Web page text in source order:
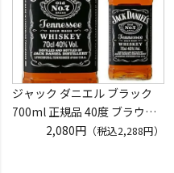
ジャック ダニエル ブラック
700ml 正規品 40度 ブラウン
フォーマン2,080円（税込2,288円）